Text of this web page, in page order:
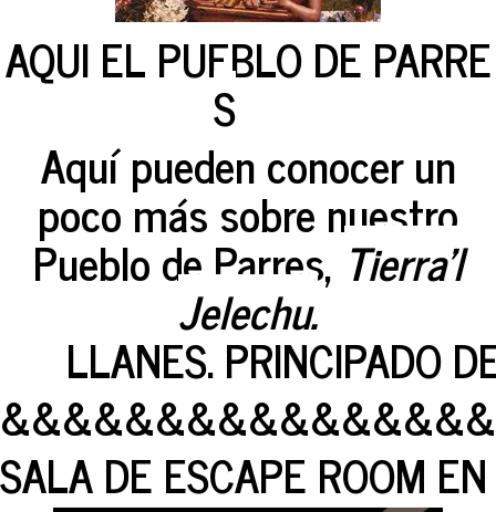
AQUI EL PUEBLO DE PARRE
S
Aquí pueden conocer un
poco más sobre nuestro
Pueblo de Parres, Tierra'l
Jelechu.
LLANES. PRINCIPADO
SALA DE ESCAPE ROOM